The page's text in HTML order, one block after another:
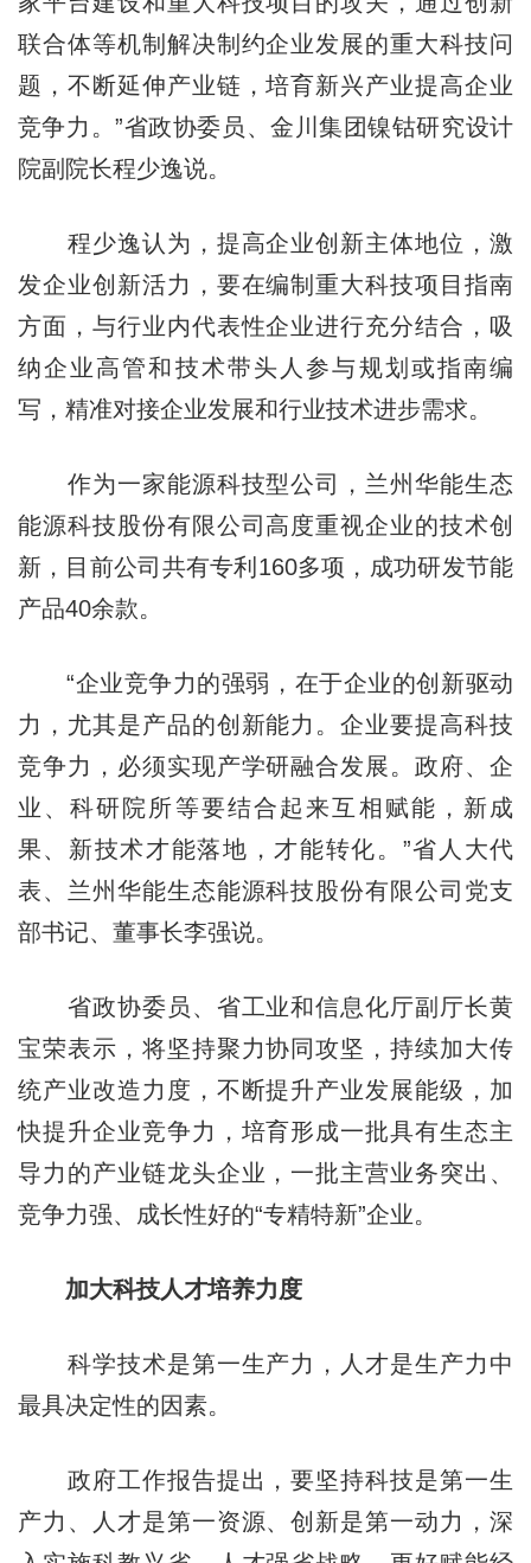
联合体等机制解决制约企业发展的重大科技问
题，不断延伸产业链，培育新兴产业提高企业
竞争力。”省政协委员、金川集团镍钴研究设计
院副院长程少逸说。
程少逸认为，提高企业创新主体地位，激
发企业创新活力，要在编制重大科技项目指南
方面，与行业内代表性企业进行充分结合，吸
纳企业高管和技术带头人参与规划或指南编
写，精准对接企业发展和行业技术进步需求。
作为一家能源科技型公司，兰州华能生态
能源科技股份有限公司高度重视企业的技术创
新，目前公司共有专利160多项，成功研发节能
产品40余款。
“企业竞争力的强弱，在于企业的创新驱动
力，尤其是产品的创新能力。企业要提高科技
竞争力，必须实现产学研融合发展。政府、企
业、科研院所等要结合起来互相赋能，新成
果、新技术才能落地，才能转化。”省人大代
表、兰州华能生态能源科技股份有限公司党支
部书记、董事长李强说。
省政协委员、省工业和信息化厅副厅长黄
宝荣表示，将坚持聚力协同攻坚，持续加大传
统产业改造力度，不断提升产业发展能级，加
快提升企业竞争力，培育形成一批具有生态主
导力的产业链龙头企业，一批主营业务突出、
竞争力强、成长性好的“专精特新”企业。
加大科技人才培养力度
科学技术是第一生产力，人才是生产力中
最具决定性的因素。
政府工作报告提出，要坚持科技是第一生
产力、人才是第一资源、创新是第一动力，深